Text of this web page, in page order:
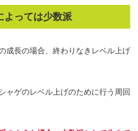
よっては少数派
成長の場合、終わりなきレベル上げ
ャゲのレベル上げのために行う周回